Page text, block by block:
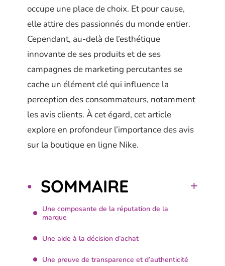
occupe une place de choix. Et pour cause,
elle attire des passionnés du monde entier.
Cependant, au-delà de l’esthétique
innovante de ses produits et de ses
campagnes de marketing percutantes se
cache un élément clé qui influence la
perception des consommateurs, notamment
les avis clients. À cet égard, cet article
explore en profondeur l’importance des avis
sur la boutique en ligne Nike.
SOMMAIRE
Une composante de la réputation de la
marque
Une aide à la décision d’achat
Une preuve de transparence et d’authenticité